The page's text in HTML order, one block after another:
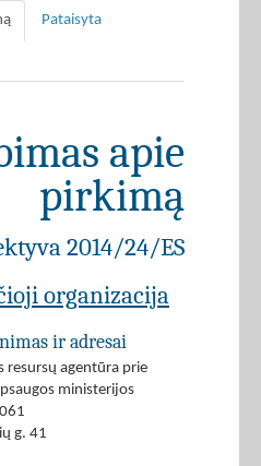
Pataisyta
apie
pirkimą
2014/24/ES
organizacija
ir adresai
resursų agentūra prie
ministerijos
g. 41